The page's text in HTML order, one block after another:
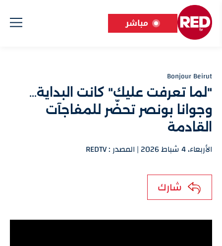
مباشر
Bonjour Beirut
"لما تعرفت عليك" كانت البداية…
وجوانا بونصر تحضّر للمفاجآت
القادمة
الأربعاء، 4 شباط 2026 | المصدر : REDTV
شارك